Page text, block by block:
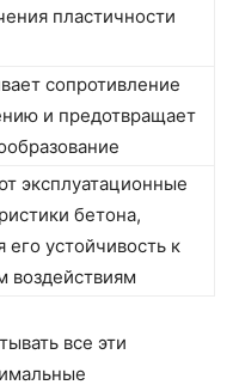
пластичности
сопротивление
и предотвращает
эксплуатационные
бетона,
его устойчивость к
воздействиям
все эти